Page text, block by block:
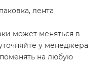
лента
может меняться в
у менеджера
на любую